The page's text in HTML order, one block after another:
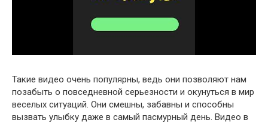
Такие видео очень популярны, ведь они позволяют нам
позабыть о повседневной серьезности и окунуться в мир
веселых ситуаций. Они смешны, забавны и способны
вызвать улыбку даже в самый пасмурный день. Видео в